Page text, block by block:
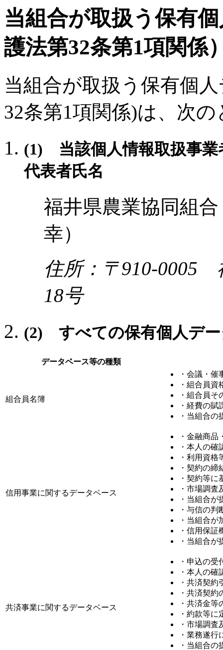
当組合が取扱う保有
護法第32条第1項関係
当組合が取扱う保有個
32条第1項関係)は、次
(1) 当該個人情報取扱事業
代表者氏名
福井県農業協同組
幸）
住所：〒910-0005
18号
(2) すべての保有個人デー
データベース等の種類
組合員名簿
・会議・催
・組合員
・組合員
・経費の賦
・当組合
信用事業に関するデータベース
・金融商
・本人の確
・利用資格
・契約の締
・契約等
・市場調
・当組合
・与信の
・当組合
・信用保
・当組合
共済事業に関するデータベース
・申込の受
・本人の確
・共済契約
・共済契約
・共済金等
・約款等
・市場調
・業務遂
・当組合